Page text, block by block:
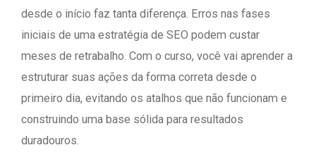
desde o início faz tanta diferença. Erros nas fases
iniciais de uma estratégia de SEO podem custar
meses de retrabalho. Com o curso, você vai aprender a
estruturar suas ações da forma correta desde o
primeiro dia, evitando os atalhos que não funcionam e
construindo uma base sólida para resultados
duradouros.